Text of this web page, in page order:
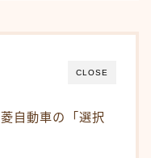
CLOSE
自動車の「選択